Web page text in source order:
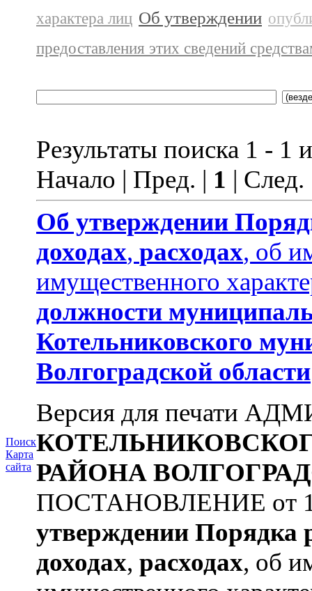
Поиск
Карта
сайта
характера лиц Об утверждении
предоставления этих сведений
Результаты поиска 1 - 1
Начало | Пред. | 1 |
Об утверждении
доходах, расходах, об
имущественного
должности
Котельниковского
Волгоградской области
Версия для печати
РАЙОНА
ПОСТАНОВЛЕНИЕ от
утверждении Порядка
доходах, расходах, об